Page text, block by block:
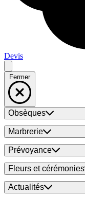
Devis
Fermer
Obsèques
Marbrerie
Prévoyance
Fleurs et cérémonies
Actualités